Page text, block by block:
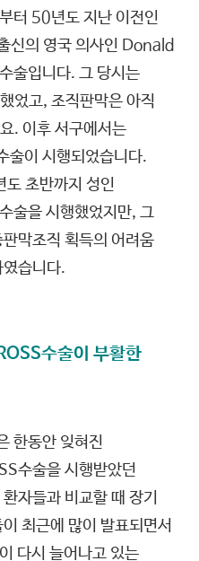
터 50년도 지난 이전인
신의 영국 의사인 Donald
술입니다. 그 당시는
었고, 조직판막은 아직
. 이후 서구에서는
술이 시행되었습니다.
초반까지 성인
술을 시행했었지만, 그
막조직 획득의 어려움
습니다.
수술이 부활한
한동안 잊혀진
수술을 시행받았던
자들과 비교할 때 장기
최근에 많이 발표되면서
다시 늘어나고 있는